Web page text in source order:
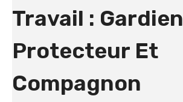
Travail : Gardien
Protecteur Et
Compagnon